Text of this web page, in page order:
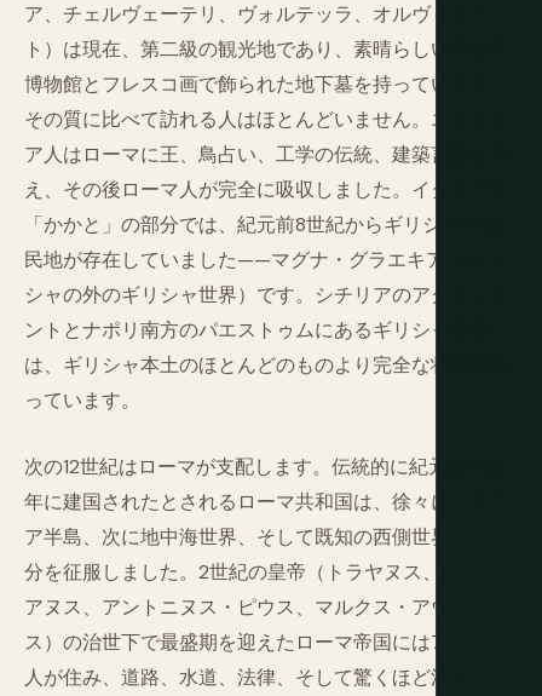
ア、チェルヴェーテリ、ヴォルテッラ、オルヴィエー
ト）は現在、第二級の観光地であり、素晴らしい考古学
博物館とフレスコ画で飾られた地下墓を持っています。
その質に比べて訪れる人はほとんどいません。エトルリ
ア人はローマに王、鳥占い、工学の伝統、建築言語を与
え、その後ローマ人が完全に吸収しました。イタリアの
「かかと」の部分では、紀元前8世紀からギリシャの植
民地が存在していました——マグナ・グラエキア（ギリ
シャの外のギリシャ世界）です。シチリアのアグリジェ
ントとナポリ南方のパエストゥムにあるギリシャ劇場
は、ギリシャ本土のほとんどのものより完全な状態で残
っています。
次の12世紀はローマが支配します。伝統的に紀元前753
年に建国されたとされるローマ共和国は、徐々にイタリ
ア半島、次に地中海世界、そして既知の西側世界の大部
分を征服しました。2世紀の皇帝（トラヤヌス、ハドリ
アヌス、アントニヌス・ピウス、マルクス・アウレリウ
ス）の治世下で最盛期を迎えたローマ帝国には7000万
人が住み、道路、水道、法律、そして驚くほど洗練され